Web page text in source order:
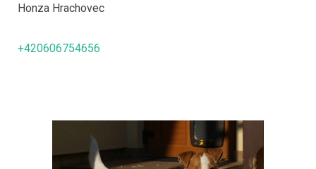
Honza Hrachovec
+420606754656